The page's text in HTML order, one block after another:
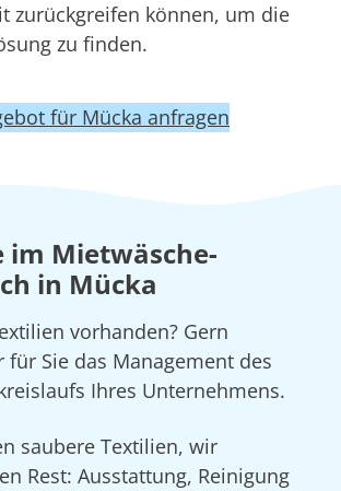
zurückgreifen können, um die
zu finden.
für Mücka anfragen
im Mietwäsche-
in Mücka
vorhanden? Gern
Sie das Management des
Ihres Unternehmens.
saubere Textilien, wir
Rest: Ausstattung, Reinigung